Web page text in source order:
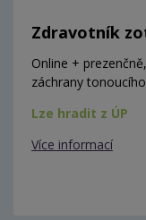
Zdravotník
Online +
záchrany tonoucího
Lze hradit z ÚP
Více informací